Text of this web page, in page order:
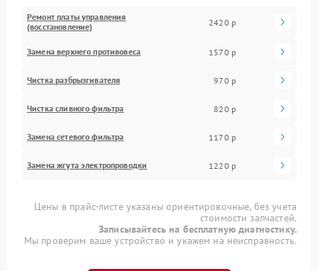
Ремонт платы управления
(восстановление)
2420 р
Замена верхнего противовеса 1570 р
Чистка разбрызгивателя 970 р
Чистка сливного фильтра 820 р
Замена сетевого фильтра 1170 р
Замена жгута электропроводки 1220 р
Цены в прайс-листе указаны ориентировочные, без учета
стоимости запчастей.
Записывайтесь на бесплатную диагностику.
Мы проверим ваше устройство и укажем на неисправность.